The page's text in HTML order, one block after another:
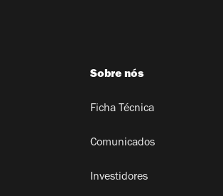
Sobre nós
Ficha Técnica
Comunicados
Investidores